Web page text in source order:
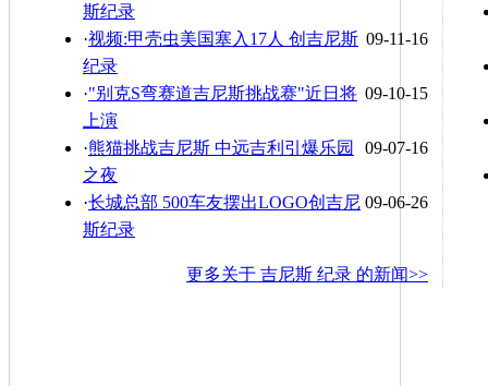
斯纪录
09-11-16
·视频:甲壳虫美国塞入17人 创吉尼斯
纪录
09-10-15
·"别克S弯赛道吉尼斯挑战赛"近日将
上演
09-07-16
·熊猫挑战吉尼斯 中远吉利引爆乐园
之夜
09-06-26
·长城总部 500车友摆出LOGO创吉尼
斯纪录
更多关于 吉尼斯 纪录 的新闻>>